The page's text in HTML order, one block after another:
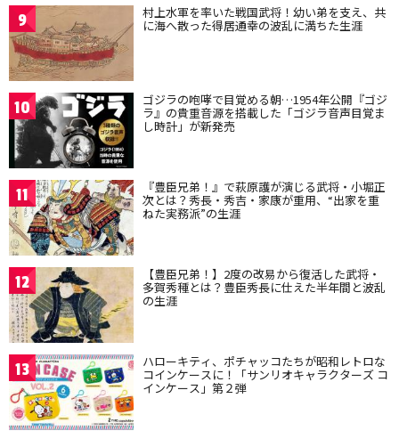
9 村上水軍を率いた戦国武将！幼い弟を支え、共
に海へ散った得居通幸の波乱に満ちた生涯
10 ゴジラの咆哮で目覚める朝…1954年公開『ゴジ
ラ』の貴重音源を搭載した「ゴジラ音声目覚ま
し時計」が新発売
11 『豊臣兄弟！』で萩原護が演じる武将・小堀正
次とは？秀長・秀吉・家康が重用、“出家を重
ねた実務派”の生涯
12 【豊臣兄弟！】2度の改易から復活した武将・
多賀秀種とは？豊臣秀長に仕えた半年間と波乱
の生涯
13 ハローキティ、ポチャッコたちが昭和レトロな
コインケースに！「サンリオキャラクターズ コ
インケース」第２弾